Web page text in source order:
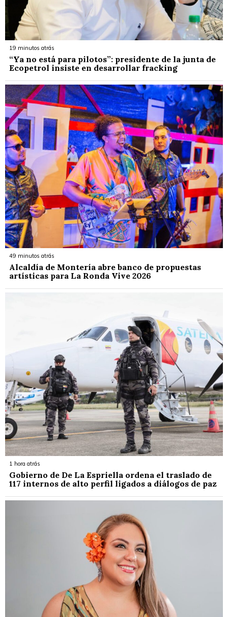
19 minutos atrás
“Ya no está para pilotos”: presidente de la junta de
Ecopetrol insiste en desarrollar fracking
49 minutos atrás
Alcaldía de Montería abre banco de propuestas
artísticas para La Ronda Vive 2026
1 hora atrás
Gobierno de De La Espriella ordena el traslado de
117 internos de alto perfil ligados a diálogos de paz